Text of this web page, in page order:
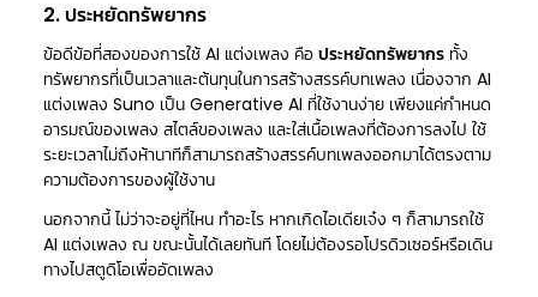
2. ประหยัดทรัพยากร
ข้อดีข้อที่สองของการใช้ AI แต่งเพลง คือ ประหยัดทรัพยากร ทั้ง
ทรัพยากรที่เป็นเวลาและต้นทุนในการสร้างสรรค์บทเพลง เนื่องจาก AI
แต่งเพลง Suno เป็น Generative AI ที่ใช้งานง่าย เพียงแค่กำหนด
อารมณ์ของเพลง สไตล์ของเพลง และใส่เนื้อเพลงที่ต้องการลงไป ใช้
ระยะเวลาไม่ถึงห้านาทีก็สามารถสร้างสรรค์บทเพลงออกมาได้ตรงตาม
ความต้องการของผู้ใช้งาน
นอกจากนี้ ไม่ว่าจะอยู่ที่ไหน ทำอะไร หากเกิดไอเดียเจ๋ง ๆ ก็สามารถใช้
AI แต่งเพลง ณ ขณะนั้นได้เลยทันที โดยไม่ต้องรอโปรดิวเซอร์หรือเดิน
ทางไปสตูดิโอเพื่ออัดเพลง